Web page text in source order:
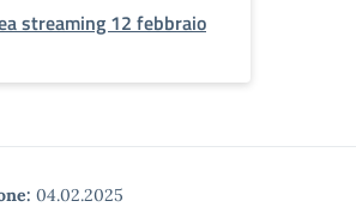
streaming 12 febbraio
04.02.2025